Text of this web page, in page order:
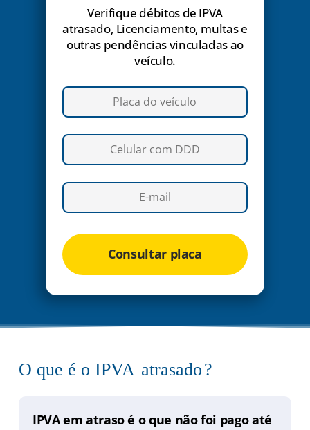
Verifique débitos de IPVA
atrasado, Licenciamento, multas e
outras pendências vinculadas ao
veículo.
Consultar placa
O que é o IPVA atrasado?
IPVA em atraso é o que não foi pago até